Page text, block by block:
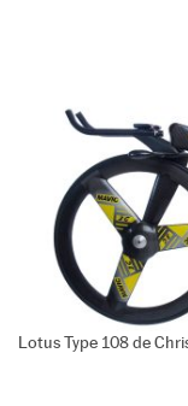
Lotus Type 108 de